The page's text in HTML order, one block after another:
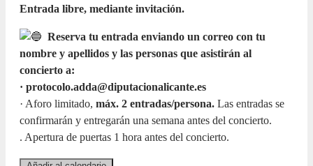
Entrada libre, mediante invitación.
Reserva tu entrada enviando un correo con tu
nombre y apellidos y las personas que asistirán al
concierto a:
· protocolo.adda@diputacionalicante.es
· Aforo limitado, máx. 2 entradas/persona. Las entradas se
confirmarán y entregarán una semana antes del concierto.
. Apertura de puertas 1 hora antes del concierto.